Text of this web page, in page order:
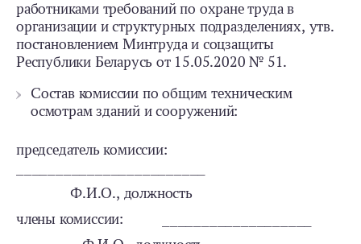
работниками требований по охране труда в
организации и структурных подразделениях, утв.
постановлением Минтруда и соцзащиты
Республики Беларусь от 15.05.2020 № 51.
Состав комиссии по общим техническим
осмотрам зданий и сооружений:
председатель комиссии:
Ф.И.О., должность
члены комиссии: ___________________